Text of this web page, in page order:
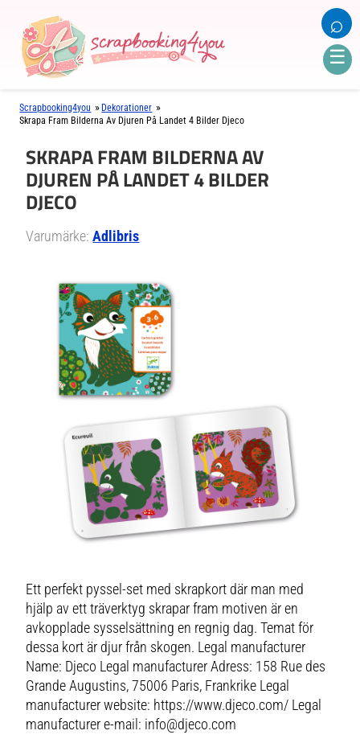
☰
⌕
Scrapbooking4you » Dekorationer »
Skrapa Fram Bilderna Av Djuren På Landet 4 Bilder Djeco
SKRAPA FRAM BILDERNA AV
DJUREN PÅ LANDET 4 BILDER
DJECO
Varumärke:Adlibris
Ett perfekt pyssel-set med skrapkort där man med
hjälp av ett träverktyg skrapar fram motiven är en
avkopplade sysselsättning en regnig dag. Temat för
dessa kort är djur från skogen. Legal manufacturer
Name: Djeco Legal manufacturer Adress: 158 Rue des
Grande Augustins, 75006 Paris, Frankrike Legal
manufacturer website: https://www.djeco.com/ Legal
manufacturer e-mail: info@djeco.com